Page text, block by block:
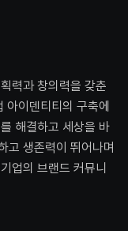
력과 창의력을 갖춘
아이덴티티의 구축에
해결하고 세상을 바
고 생존력이 뛰어나며
업의 브랜드 커뮤니